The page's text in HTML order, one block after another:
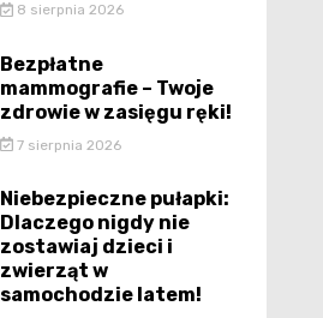
8 sierpnia 2026
Bezpłatne
mammografie – Twoje
zdrowie w zasięgu ręki!
7 sierpnia 2026
Niebezpieczne pułapki:
Dlaczego nigdy nie
zostawiaj dzieci i
zwierząt w
samochodzie latem!